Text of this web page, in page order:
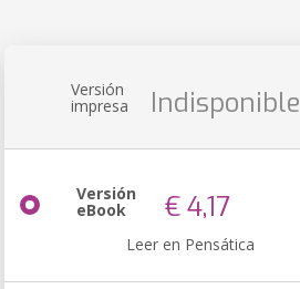
Versión
impresa Indisponible
Versión
eBook € 4,17
Leer en Pensática